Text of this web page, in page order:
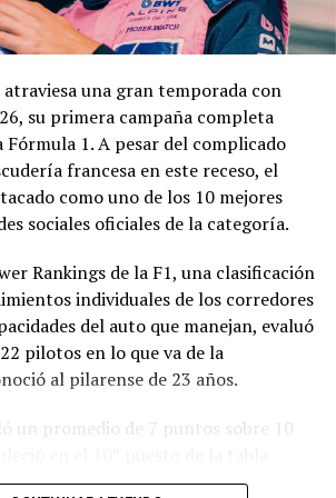
de la solicitud hacen
integral de la documentación
a la composición societaria de la
la concesión.
mientras la concesión del Minella
en una delicadísima situación
mediante el cual Minella Stadium
existieron irregularidades en la
por el Municipio.
en la Justicia, derivó en
distintos sectores políticos y en
la lupa tanto el proceso licitatorio
una gran temporada con
su primera campaña completa
1. A pesar del complicado
francesa en este receso, el
como uno de los 10 mejores
sociales oficiales de la categoría.
Rankings de la F1, una clasificación
individuales de los corredores
del auto que manejan, evaluó
pilotos en lo que va de la
al pilarense de 23 años.
un promedio de 7 puntos sobre 10
puntaje con el francés Isack Hadjar,